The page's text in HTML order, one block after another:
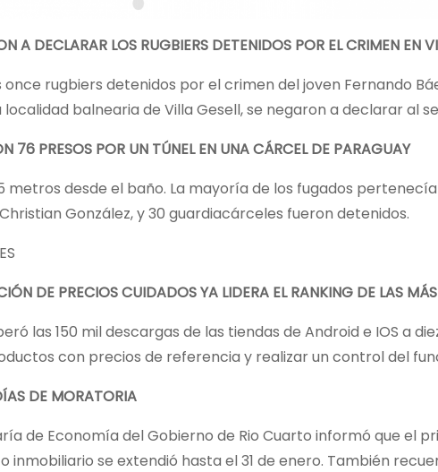
A DECLARAR LOS RUGBIERS DETENIDOS POR EL CRIMEN EN
once rugbiers detenidos por el crimen del joven Fernando
localidad balnearia de Villa Gesell, se negaron a declarar al
76 PRESOS POR UN TÚNEL EN UNA CÁRCEL DE PARAGUAY
metros desde el baño. La mayoría de los fugados
González, y 30 guardiacárceles fueron detenidos.
DE PRECIOS CUIDADOS YA LIDERA EL RANKING DE LAS
las 150 mil descargas de las tiendas de Android e IOS a
con precios de referencia y realizar un control del
DE MORATORIA
de Economía del Gobierno de Rio Cuarto informó que el
inmobiliario se extendió hasta el 31 de enero. También